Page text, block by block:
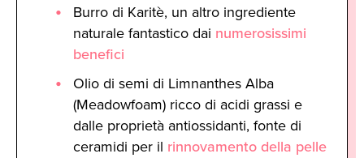
Burro di Karitè, un altro ingrediente
naturale fantastico dai numerosissimi
benefici
Olio di semi di Limnanthes Alba
(Meadowfoam) ricco di acidi grassi e
dalle proprietà antiossidanti, fonte di
ceramidi per il rinnovamento della pelle